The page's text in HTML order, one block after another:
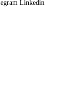
Linkedin